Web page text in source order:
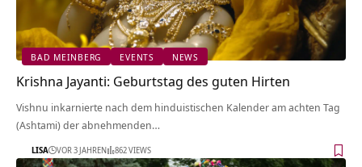
BAD MEINBERG EVENTS NEWS
Krishna Jayanti: Geburtstag des guten Hirten
Vishnu inkarnierte nach dem hinduistischen Kalender am achten Tag
(Ashtami) der abnehmenden…
LISA VOR 3 JAHREN 862 VIEWS